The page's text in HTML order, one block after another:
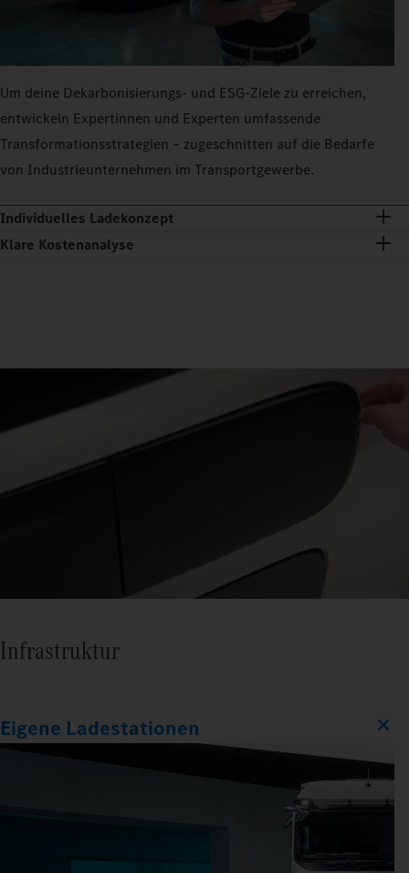
Um deine Dekarbonisierungs- und ESG-Ziele zu erreichen,
entwickeln Expertinnen und Experten umfassende
Transformationsstrategien – zugeschnitten auf die Bedarfe
von Industrieunternehmen im Transportgewerbe.
Individuelles Ladekonzept
Klare Kostenanalyse
Infrastruktur
Eigene Ladestationen